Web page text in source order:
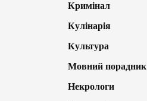
Кримінал
Кулінарія
Культура
Мовний порадник
Некрологи